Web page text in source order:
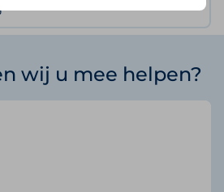
wij u mee helpen?